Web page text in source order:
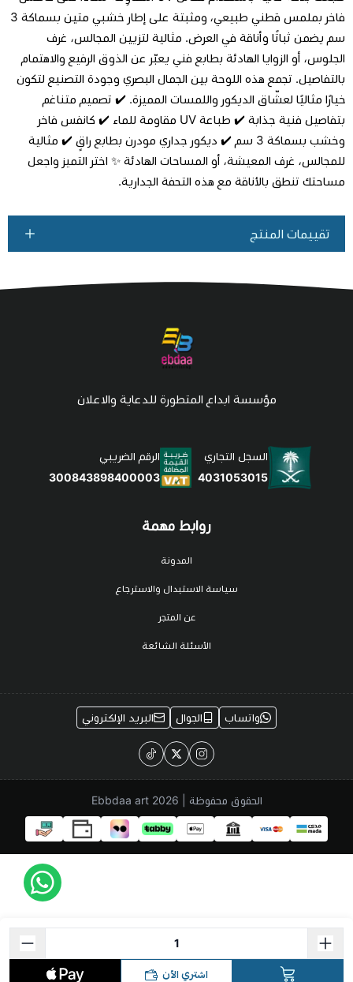
اشتري الآن
اطلب المنتج
فاخر بملمس قطني طبيعي، ومثبتة على إطار خشبي متين بسماكة 3
سم يضمن ثباتًا وأناقة في العرض. مثالية لتزيين المجالس، غرف
الجلوس، أو الزوايا الهادئة بطابع فني يعبّر عن الذوق الرفيع والاهتمام
بالتفاصيل. تجمع هذه اللوحة بين الجمال البصري وجودة التصنيع لتكون
خيارًا مثاليًا لعشّاق الديكور واللمسات المميزة. ✔️ تصميم متناغم
بتفاصيل فنية جذابة ✔️ طباعة UV مقاومة للماء ✔️ كانفس فاخر
وخشب بسماكة 3 سم ✔️ ديكور جداري مودرن بطابع راقٍ ✔️ مثالية
للمجالس، غرف المعيشة، أو المساحات الهادئة ✨ اختر التميز واجعل
مساحتك تنطق بالأناقة مع هذه التحفة الجدارية.
تقييمات المنتج
روابط مهمة
المدونة
سياسة الاستبدال والاسترجاع
عن المتجر
الأسئلة الشائعة
مؤسسة ابداع المتطورة للدعاية والاعلان
السجل التجاري
4031053015
الرقم الضريبي
300843898400003
واتساب الجوال البريد الإلكتروني
الحقوق محفوظة | 2026 Ebbdaa art